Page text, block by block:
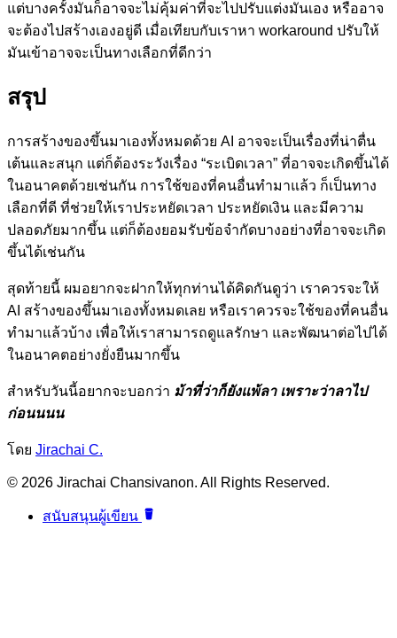
แต่บางครั้งมันก็อาจจะไม่คุ้มค่าที่จะไปปรับแต่งมันเอง หรืออาจ
จะต้องไปสร้างเองอยู่ดี เมื่อเทียบกับเราหา workaround ปรับให้
มันเข้าอาจจะเป็นทางเลือกที่ดีกว่า
สรุป
การสร้างของขึ้นมาเองทั้งหมดด้วย AI อาจจะเป็นเรื่องที่น่าตื่น
เต้นและสนุก แต่ก็ต้องระวังเรื่อง “ระเบิดเวลา” ที่อาจจะเกิดขึ้นได้
ในอนาคตด้วยเช่นกัน การใช้ของที่คนอื่นทำมาแล้ว ก็เป็นทาง
เลือกที่ดี ที่ช่วยให้เราประหยัดเวลา ประหยัดเงิน และมีความ
ปลอดภัยมากขึ้น แต่ก็ต้องยอมรับข้อจำกัดบางอย่างที่อาจจะเกิด
ขึ้นได้เช่นกัน
สุดท้ายนี้ ผมอยากจะฝากให้ทุกท่านได้คิดกันดูว่า เราควรจะให้
AI สร้างของขึ้นมาเองทั้งหมดเลย หรือเราควรจะใช้ของที่คนอื่น
ทำมาแล้วบ้าง เพื่อให้เราสามารถดูแลรักษา และพัฒนาต่อไปได้
ในอนาคตอย่างยั่งยืนมากขึ้น
สำหรับวันนี้อยากจะบอกว่า ม้าที่ว่าก็ยังแพ้ลา เพราะว่าลาไป
ก่อนนนน
โดย Jirachai C.
© 2026 Jirachai Chansivanon. All Rights Reserved.
สนับสนุนผู้เขียน